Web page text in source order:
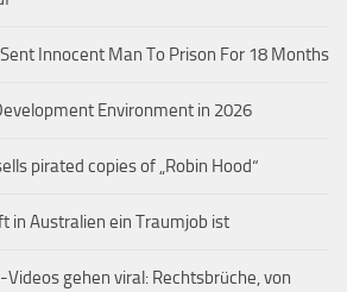
Innocent Man To Prison For 18 Months
Environment in 2026
pirated copies of „Robin Hood“
in Australien ein Traumjob ist
gehen viral: Rechtsbrüche, von